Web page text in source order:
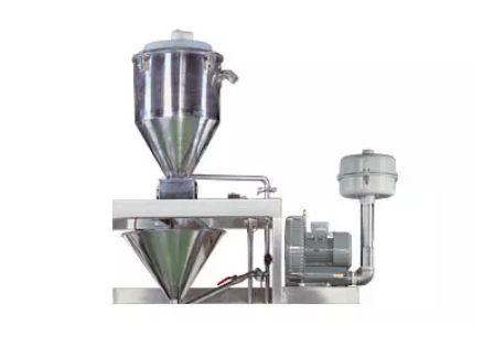
TOFU E LATTE DI SOIA
CON LA MASSIMA
PRIORITÀ ALLA
SICUREZZA
ALIMENTARE.